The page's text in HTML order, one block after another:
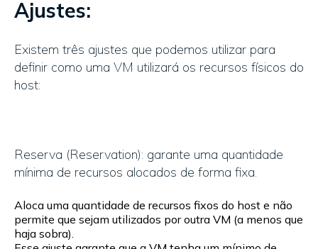
Ajustes:
Existem três ajustes que podemos utilizar para
definir como uma VM utilizará os recursos físicos do
host:
Reserva (Reservation): garante uma quantidade
mínima de recursos alocados de forma fixa.
Aloca uma quantidade de recursos fixos do host e não
permite que sejam utilizados por outra VM (a menos que
haja sobra).